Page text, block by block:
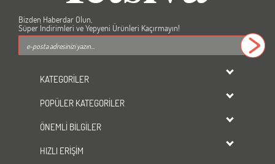
Bizden Haberdar Olun,
Süper İndirimleri ve Yepyeni Ürünleri Kaçırmayın!
KATEGORİLER
dondurulmuş ürünler
KÖPEK
BALIK
POPÜLER KATEGORİLER
Kedi Maması
Kedi Kumu
ÖNEMLİ BİLGİLER
Üyelik Sözleşmesi
Gizlilik ve Güvenlik
HIZLI ERİŞİM